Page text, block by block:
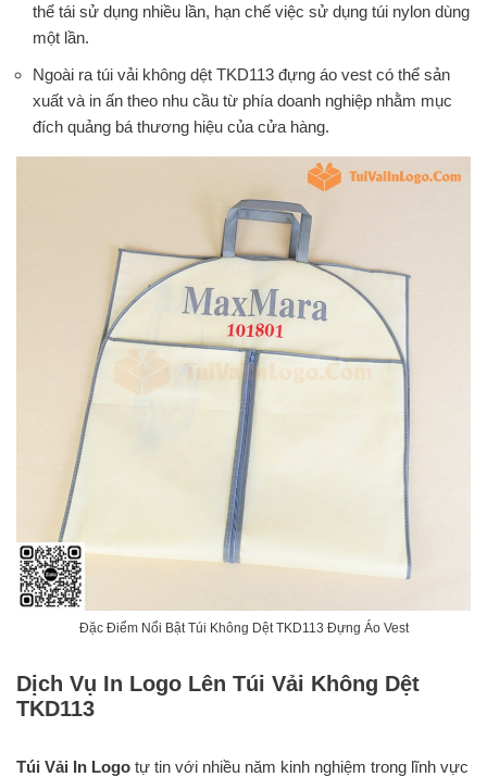
thể tái sử dụng nhiều lần, hạn chế việc sử dụng túi nylon dùng
một lần.
Ngoài ra túi vải không dệt TKD113 đựng áo vest có thể sản
xuất và in ấn theo nhu cầu từ phía doanh nghiệp nhằm mục
đích quảng bá thương hiệu của cửa hàng.
Đặc Điểm Nổi Bật Túi Không Dệt TKD113 Đựng Áo Vest
Dịch Vụ In Logo Lên Túi Vải Không Dệt
TKD113
Túi Vải In Logo tự tin với nhiều năm kinh nghiệm trong lĩnh vực